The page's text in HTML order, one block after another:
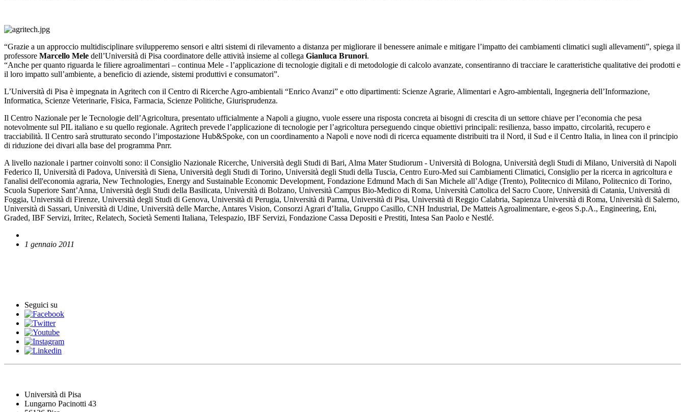
“Grazie a un approccio multidisciplinare svilupperemo sensori e altri sistemi di rilevamento a distanza per migliorare il benessere animale e mitigare l’impatto dei cambiamenti climatici sugli allevamenti”, spiega il
professore Marcello Mele dell’Università di Pisa coordinatore delle attività insieme al collega Gianluca Brunori.
“Anche per quanto riguarda le filiere agroalimentari – continua Mele - l’applicazione di tecnologie digitali e di metodologie di calcolo avanzate, consentiranno di tracciare le caratteristiche qualitative dei prodotti e
il loro impatto sull’ambiente, a beneficio di aziende, sistemi produttivi e consumatori”.
L’Università di Pisa è impegnata in Agritech con il Centro di Ricerche Agro-ambientali “Enrico Avanzi” e otto dipartimenti: Scienze Agrarie, Alimentari e Agro-ambientali, Ingegneria dell’Informazione,
Informatica, Scienze Veterinarie, Fisica, Farmacia, Scienze Politiche, Giurisprudenza.
Il Centro Nazionale per le Tecnologie dell’Agricoltura, presentato ufficialmente a Napoli a giugno, vuole essere una risposta concreta ai bisogni di crescita di un settore chiave per l’economia che pesa
notevolmente sul PIL italiano e su quello regionale. Agritech prevede l’applicazione di tecnologie per l’agricoltura perseguendo cinque obiettivi principali: resilienza, basso impatto, circolarità, recupero e
tracciabilità. Il Centro sarà strutturato secondo l’impostazione Hub&Spoke, con un coordinamento a Napoli e nove nodi di ricerca equamente distribuiti tra il Nord, il Sud e il Centro Italia, in linea con il principio
di riduzione dei divari alla base del programma Pnrr.
A livello nazionale i partner coinvolti sono: il Consiglio Nazionale Ricerche, Università degli Studi di Bari, Alma Mater Studiorum - Università di Bologna, Università degli Studi di Milano, Università di Napoli
Federico II, Università di Padova, Università di Siena, Università degli Studi di Torino, Università degli Studi della Tuscia, Centro Euro-Med sui Cambiamenti Climatici, Consiglio per la ricerca in agricoltura e
l'analisi dell'economia agraria, New Technologies, Energy and Sustainable Economic Development, Fondazione Edmund Mach di San Michele all’Adige (Trento), Politecnico di Milano, Politecnico di Torino,
Scuola Superiore Sant’Anna, Università degli Studi della Basilicata, Università di Bolzano, Università Campus Bio-Medico di Roma, Università Cattolica del Sacro Cuore, Università di Catania, Università di
Foggia, Università di Firenze, Università degli Studi di Genova, Università di Perugia, Università di Parma, Università di Pisa, Università di Reggio Calabria, Sapienza Università di Roma, Università di Salerno,
Università di Sassari, Università di Udine, Università delle Marche, Antares Vision, Consorzi Agrari d’Italia, Gruppo Casillo, CNH Industrial, De Matteis Agroalimentare, e-geos S.p.A., Engineering, Eni,
Graded, IBF Servizi, Irritec, Relatech, Società Sementi Italiana, Telespazio, IBF Servizi, Fondazione Cassa Depositi e Prestiti, Intesa San Paolo e Nestlé.
1 gennaio 2011
Seguici su
Università di Pisa
Lungarno Pacinotti 43